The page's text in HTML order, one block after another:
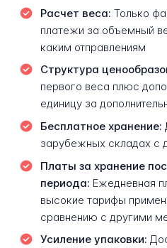
Расчет веса: Только
платежи за объемный
каким отправлениям
Структура
первого веса плюс
единицу за
Бесплатное хранение:
зарубежных складах с
Платы за хранение
периода: Ежедневная
высокие тарифы
сравнению с другими
Усиление упаковки: